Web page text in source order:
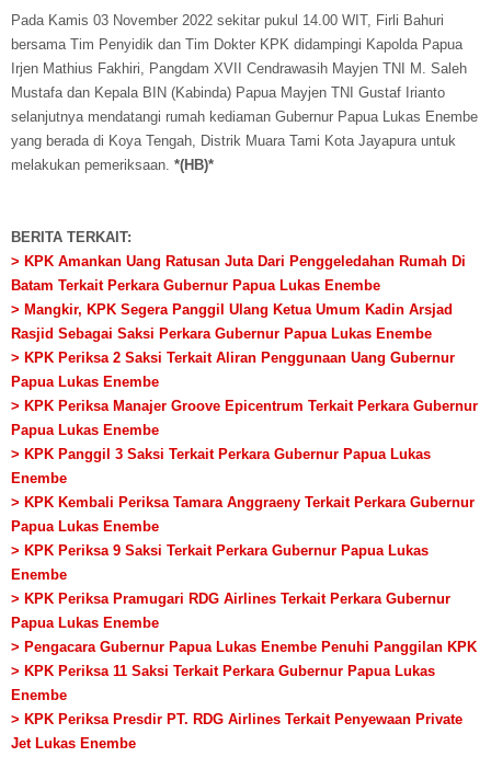
Pada Kamis 03 November 2022 sekitar pukul 14.00 WIT, Firli Bahuri
bersama Tim Penyidik dan Tim Dokter KPK didampingi Kapolda Papua
Irjen Mathius Fakhiri, Pangdam XVII Cendrawasih Mayjen TNI M. Saleh
Mustafa dan Kepala BIN (Kabinda) Papua Mayjen TNI Gustaf Irianto
selanjutnya mendatangi rumah kediaman Gubernur Papua Lukas Enembe
yang berada di Koya Tengah, Distrik Muara Tami Kota Jayapura untuk
melakukan pemeriksaan. *(HB)*
BERITA TERKAIT:
> KPK Amankan Uang Ratusan Juta Dari Penggeledahan Rumah Di
Batam Terkait Perkara Gubernur Papua Lukas Enembe
> Mangkir, KPK Segera Panggil Ulang Ketua Umum Kadin Arsjad
Rasjid Sebagai Saksi Perkara Gubernur Papua Lukas Enembe
> KPK Periksa 2 Saksi Terkait Aliran Penggunaan Uang Gubernur
Papua Lukas Enembe
> KPK Periksa Manajer Groove Epicentrum Terkait Perkara Gubernur
Papua Lukas Enembe
> KPK Panggil 3 Saksi Terkait Perkara Gubernur Papua Lukas
Enembe
> KPK Kembali Periksa Tamara Anggraeny Terkait Perkara Gubernur
Papua Lukas Enembe
> KPK Periksa 9 Saksi Terkait Perkara Gubernur Papua Lukas
Enembe
> KPK Periksa Pramugari RDG Airlines Terkait Perkara Gubernur
Papua Lukas Enembe
> Pengacara Gubernur Papua Lukas Enembe Penuhi Panggilan KPK
> KPK Periksa 11 Saksi Terkait Perkara Gubernur Papua Lukas
Enembe
> KPK Periksa Presdir PT. RDG Airlines Terkait Penyewaan Private
Jet Lukas Enembe